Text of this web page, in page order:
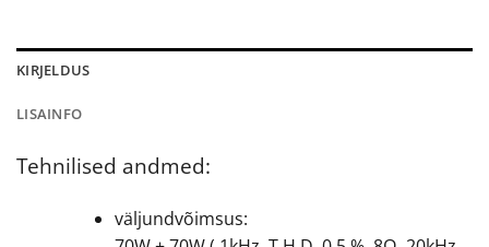
KIRJELDUS
LISAINFO
Tehnilised andmed:
väljundvõimsus: